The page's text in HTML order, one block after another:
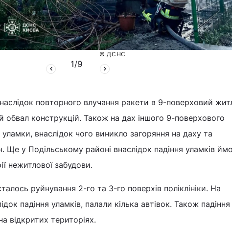
© ДСНС
1/9
повторного влучання ракети в 9-поверховий
обвал конструкцій. Також на дах іншого 9-поверхового
внаслідок чого виникло загоряння на даху та
Ще у Подільському районі внаслідок падіння уламків
нежитлової забудови.
руйнування 2-го та 3-го поверхів поліклініки. На
падіння уламків, палали кілька автівок. Також падіння
відкритих територіях.